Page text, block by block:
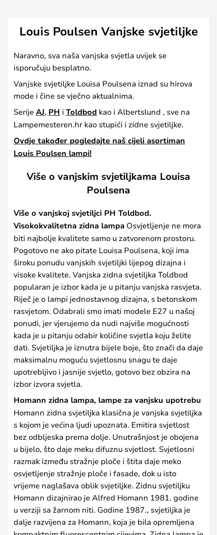
Louis Poulsen Vanjske svjetiljke
Naravno, sva naša vanjska svjetla uvijek se
isporučuju besplatno.
Vanjske svjetiljke Louisa Poulsena iznad su hirova
mode i čine se vječno aktualnima.
SerijeAJ, PH i Toldbod kao i Albertslund , sve na
Lampemesteren.hr kao stupići i zidne svjetiljke.
Ovdje također pogledajte naš cijeli asortiman
Louis Poulsen lampi!
Više o vanjskim svjetiljkama Louisa
Poulsena
Više o vanjskoj svjetiljci PH Toldbod.
Visokokvalitetna zidna lampa Osvjetljenje ne mora
biti najbolje kvalitete samo u zatvorenom prostoru.
Pogotovo ne ako pitate Louisa Poulsena, koji ima
široku ponudu vanjskih svjetiljki lijepog dizajna i
visoke kvalitete. Vanjska zidna svjetiljka Toldbod
popularan je izbor kada je u pitanju vanjska rasvjeta.
Riječ je o lampi jednostavnog dizajna, s betonskom
rasvjetom. Odabrali smo imati modele E27 u našoj
ponudi, jer vjerujemo da nudi najviše mogućnosti
kada je u pitanju odabir količine svjetla koju želite
dati. Svjetiljka je iznutra bijele boje, što znači da daje
maksimalnu moguću svjetlosnu snagu te daje
upotrebljivo i jasnije svjetlo, gotovo bez obzira na
izbor izvora svjetla.
Homann zidna lampa, lampe za vanjsku upotrebu
Homann zidna svjetiljka klasična je vanjska svjetiljka
s kojom je većina ljudi upoznata. Emitira svjetlost
bez odbljeska prema dolje. Unutrašnjost je obojena
u bijelo, što daje meku difuznu svjetlost. Svjetlosni
razmak između stražnje ploče i štita daje meko
osvjetljenje stražnje ploče i fasade, dok u isto
vrijeme naglašava oblik svjetiljke. Zidnu svjetiljku
Homann dizajnirao je Alfred Homann 1981. godine
u verziji sa žarnom niti. Godine 1987., svjetiljka je
dalje razvijena za Homann, koja je bila opremljena